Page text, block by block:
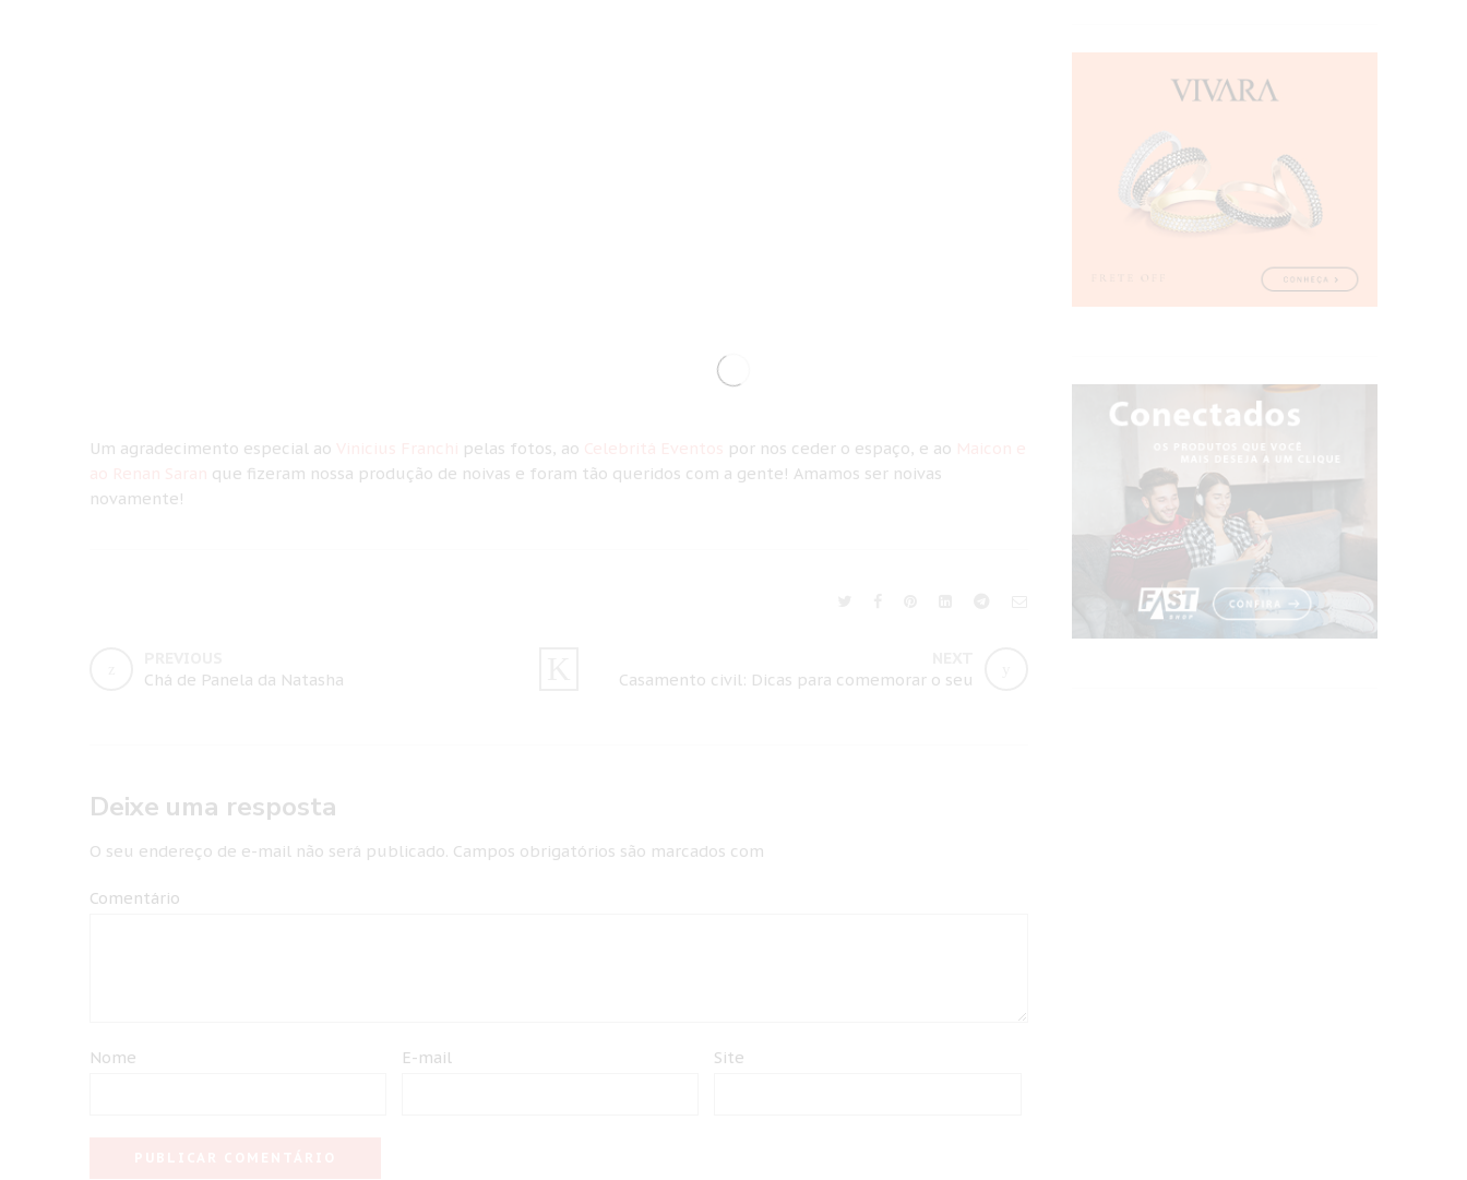
Um agradecimento especial ao pelas fotos, ao por nos ceder o espaço, e ao
que fizeram nossa produção de noivas e foram tão queridos com a gente! Amamos ser noivas
novamente!
Chá de Panela da Natasha
Casamento civil: Dicas para comemorar o seu
Deixe uma resposta
O seu endereço de e-mail não será publicado. Campos obrigatórios são marcados com
Comentário
Nome E-mail Site